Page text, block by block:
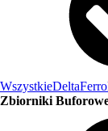
WszystkieDelta
Zbiorniki